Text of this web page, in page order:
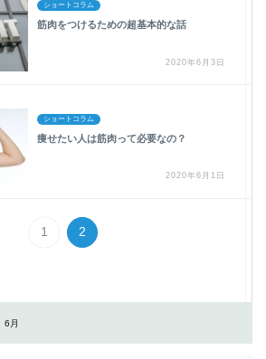
ショートコラム
筋肉をつけるための超基本的な話
2020年6月3日
ショートコラム
痩せたい人は筋肉って必要なの？
2020年6月1日
1 2
6月